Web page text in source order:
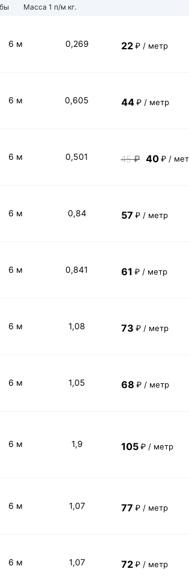
Масса 1 п/м кг.
6 м 0,269 22 ₽ / метр
6 м 0,605 44 ₽ / метр
6 м 0,501 45₽ 40 ₽ /
6 м 0,84 57 ₽ / метр
6 м 0,841 61 ₽ / метр
6 м 1,08 73 ₽ / метр
6 м 1,05 68 ₽ / метр
6 м 1,9 105 ₽ / метр
6 м 1,07 77 ₽ / метр
6 м 1,07 72 ₽ / метр